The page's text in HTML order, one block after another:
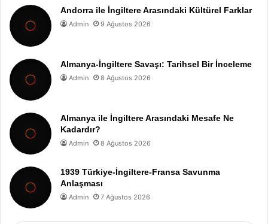
Andorra ile İngiltere Arasındaki Kültürel Farklar
Admin 9 Ağustos 2026
Almanya-İngiltere Savaşı: Tarihsel Bir İnceleme
Admin 8 Ağustos 2026
Almanya ile İngiltere Arasındaki Mesafe Ne
Kadardır?
Admin 8 Ağustos 2026
1939 Türkiye-İngiltere-Fransa Savunma
Anlaşması
Admin 7 Ağustos 2026